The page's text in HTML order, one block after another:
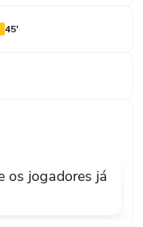
45'
Goianiense)
(Atlético
os jogadores já